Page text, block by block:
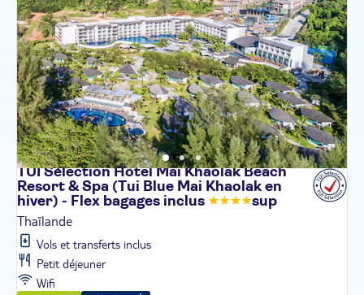
TUI Sélection Hôtel Mai Khaolak Beach
Resort & Spa (Tui Blue Mai Khaolak en
hiver) - Flex bagages inclus sup
Thaïlande
Vols et transferts inclus
Petit déjeuner
Wifi